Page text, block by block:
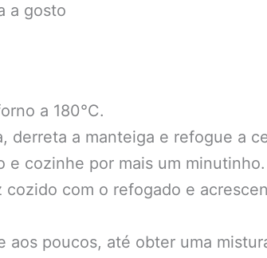
a gosto
a 180°C.
derreta a manteiga e refogue a
e cozinhe por mais um minutinho.
cozido com o refogado e
aos poucos, até obter uma